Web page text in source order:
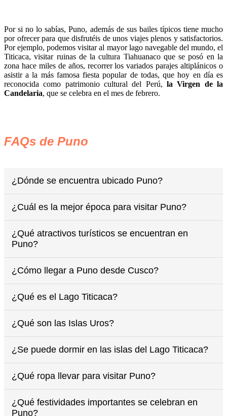
Por si no lo sabías, Puno, además de sus bailes típicos tiene mucho
por ofrecer para que disfrutéis de unos viajes plenos y satisfactorios.
Por ejemplo, podemos visitar al mayor lago navegable del mundo, el
Titicaca, visitar ruinas de la cultura Tiahuanaco que se posó en la
zona hace miles de años, recorrer los variados parajes altiplánicos o
asistir a la más famosa fiesta popular de todas, que hoy en día es
reconocida como patrimonio cultural del Perú, la Virgen de la
Candelaria, que se celebra en el mes de febrero.
FAQs de Puno
¿Dónde se encuentra ubicado Puno?
¿Cuál es la mejor época para visitar Puno?
¿Qué atractivos turísticos se encuentran en
Puno?
¿Cómo llegar a Puno desde Cusco?
¿Qué es el Lago Titicaca?
¿Qué son las Islas Uros?
¿Se puede dormir en las islas del Lago Titicaca?
¿Qué ropa llevar para visitar Puno?
¿Qué festividades importantes se celebran en
Puno?